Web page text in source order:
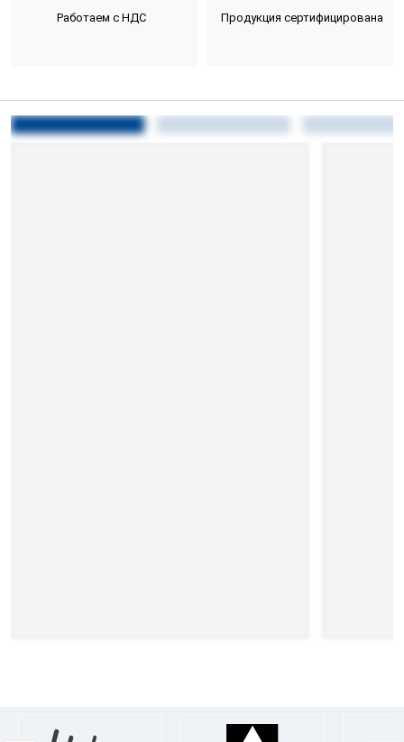
Работаем с НДС Продукция сертифицирована